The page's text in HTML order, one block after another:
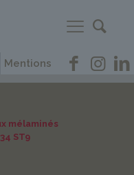
Mentions
mélaminés
ST9